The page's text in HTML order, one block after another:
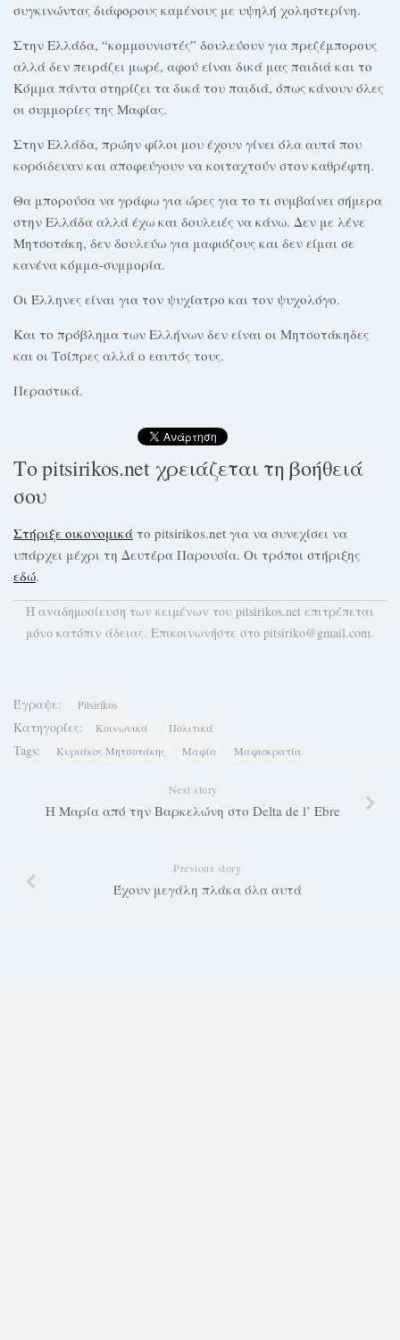
συγκινώντας διάφορους καμένους με υψηλή χοληστερίνη.
Στην Ελλάδα, “κομμουνιστές” δουλεύουν για πρεζέμπορους
αλλά δεν πειράζει μωρέ, αφού είναι δικά μας παιδιά και το
Κόμμα πάντα στηρίζει τα δικά του παιδιά, όπως κάνουν όλες
οι συμμορίες της Μαφίας.
Στην Ελλάδα, πρώην φίλοι μου έχουν γίνει όλα αυτά που
κορόιδευαν και αποφεύγουν να κοιταχτούν στον καθρέφτη.
Θα μπορούσα να γράφω για ώρες για το τι συμβαίνει σήμερα
στην Ελλάδα αλλά έχω και δουλειές να κάνω. Δεν με λένε
Μητσοτάκη, δεν δουλεύω για μαφιόζους και δεν είμαι σε
κανένα κόμμα-συμμορία.
Οι Έλληνες είναι για τον ψυχίατρο και τον ψυχολόγο.
Και το πρόβλημα των Ελλήνων δεν είναι οι Μητσοτάκηδες
και οι Τσίπρες αλλά ο εαυτός τους.
Περαστικά.
Το pitsirikos.net χρειάζεται τη βοήθειά
σου
Στήριξε οικονομικά το pitsirikos.net για να συνεχίσει να
υπάρχει μέχρι τη Δευτέρα Παρουσία. Οι τρόποι στήριξης
εδώ.
H αναδημοσίευση των κειμένων του pitsirikos.net επιτρέπεται
μόνο κατόπιν άδειας. Επικοινωνήστε στο pitsiriko@gmail.com.
Έγραψε: Pitsirikos
Κατηγορίες: Κοινωνικά Πολιτικά
Tags: Κυριάκος Μητσοτάκης Μαφία Μαφιοκρατία
Next story
Η Μαρία από την Βαρκελώνη στο Delta de l’ Ebre
Previous story
Έχουν μεγάλη πλάκα όλα αυτά